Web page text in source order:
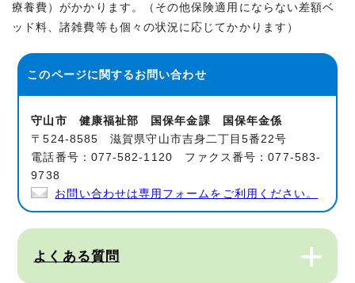
療養費）がかかります。（その他保険適用にならない差額ベ
ッド料、諸雑費等も個々の状況に応じてかかります）
このページに関するお問い合わせ
守山市 健康福祉部 国保年金課 国保年金係
〒524-8585 滋賀県守山市吉身二丁目5番22号
電話番号：077-582-1120 ファクス番号：077-583-
9738
お問い合わせは専用フォームをご利用ください。
よくある質問